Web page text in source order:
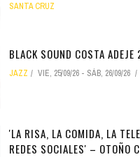
SANTA CRUZ
BLACK SOUND COSTA
JAZZ VIE, 25/09/26 - SÁB, 26/09/26
'LA RISA, LA COMIDA, LA
REDES SOCIALES' – OTOÑO